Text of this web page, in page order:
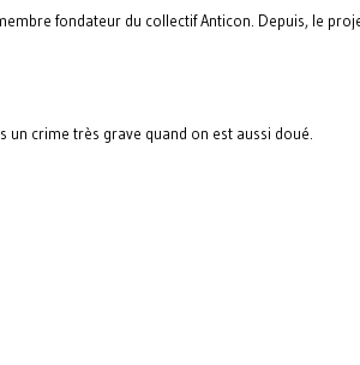
fondateur du collectif Anticon. Depuis, le
crime très grave quand on est aussi doué.